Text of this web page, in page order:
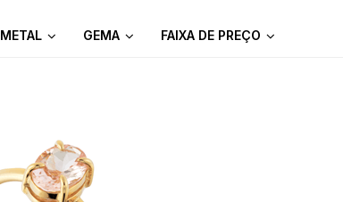
METAL GEMA FAIXA DE PREÇO